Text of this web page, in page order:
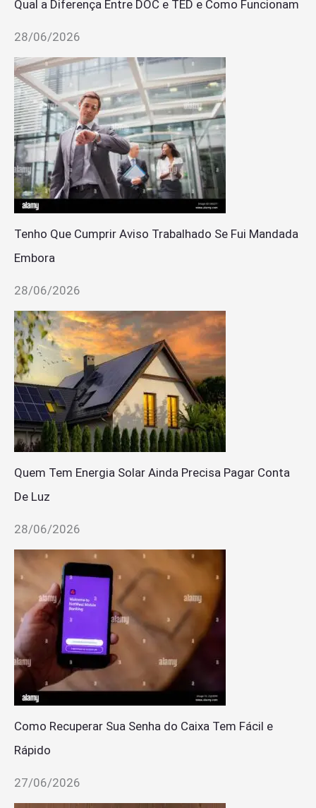
Qual a Diferença Entre DOC e TED e Como Funcionam
28/06/2026
Tenho Que Cumprir Aviso Trabalhado Se Fui Mandada
Embora
28/06/2026
Quem Tem Energia Solar Ainda Precisa Pagar Conta
De Luz
28/06/2026
Como Recuperar Sua Senha do Caixa Tem Fácil e
Rápido
27/06/2026